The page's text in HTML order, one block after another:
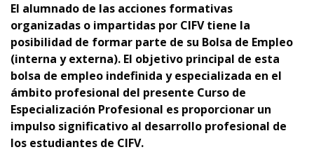
El alumnado de las acciones formativas
organizadas o impartidas por CIFV tiene la
posibilidad de formar parte de su Bolsa de Empleo
(interna y externa). El objetivo principal de esta
bolsa de empleo indefinida y especializada en el
ámbito profesional del presente Curso de
Especialización Profesional es proporcionar un
impulso significativo al desarrollo profesional de
los estudiantes de CIFV.